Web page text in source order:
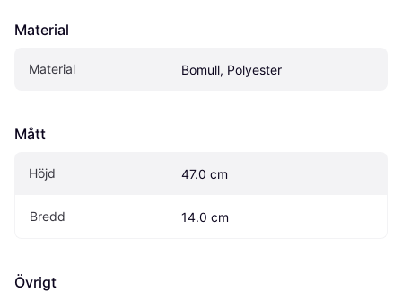
Material
Material Bomull, Polyester
Mått
Höjd 47.0 cm
Bredd 14.0 cm
Övrigt